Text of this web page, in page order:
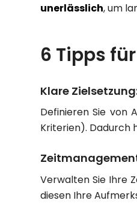
unerlässlich, um
6 Tipps
Klare
Definieren Sie von
Kriterien). Dadurch
Verwalten Sie Ihre
diesen Ihre